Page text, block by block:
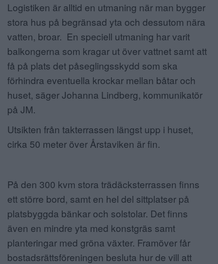
Logistiken är alltid en utmaning när man bygger
stora hus på begränsad yta och dessutom nära
vatten, broar. En speciell utmaning har varit
balkongerna som kragar ut över vattnet samt att
få på plats det påseglingsskydd som ska
förhindra eventuella krockar mellan båtar och
huset, säger Johanna Lindberg, kommunikatör
på JM.
Utsikten från takterrassen längst upp i huset,
cirka 50 meter över Årstaviken är fin.
På den 300 kvm stora trädäcksterrassen finns
ett större bord, samt en hel del sittplatser på
platsbyggda bänkar och solstolar. Det finns
även en mindre yta med konstgräs samt
planteringar med gröna växter. Framöver får
bostadsrättsföreningen besluta hur de vill att